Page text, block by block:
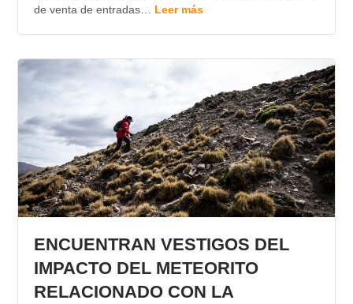
de venta de entradas… Leer más
ENCUENTRAN VESTIGOS DEL
IMPACTO DEL METEORITO
RELACIONADO CON LA